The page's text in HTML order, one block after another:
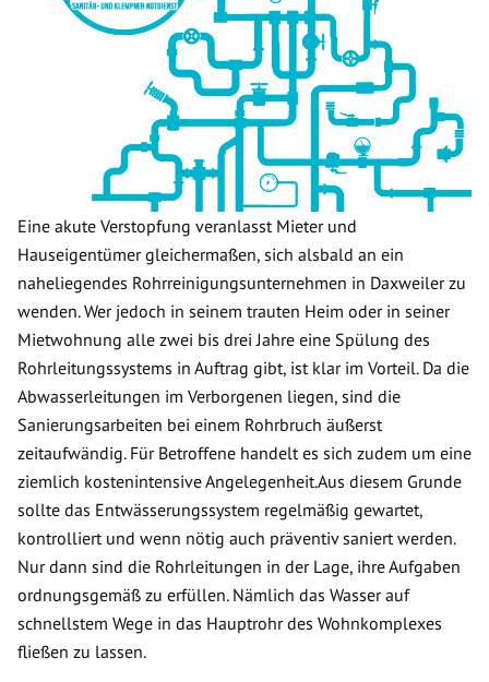
Eine akute Verstopfung veranlasst Mieter und
Hauseigentümer gleichermaßen, sich alsbald an ein
naheliegendes Rohrreinigungsunternehmen in Daxweiler zu
wenden. Wer jedoch in seinem trauten Heim oder in seiner
Mietwohnung alle zwei bis drei Jahre eine Spülung des
Rohrleitungssystems in Auftrag gibt, ist klar im Vorteil. Da die
Abwasserleitungen im Verborgenen liegen, sind die
Sanierungsarbeiten bei einem Rohrbruch äußerst
zeitaufwändig. Für Betroffene handelt es sich zudem um eine
ziemlich kostenintensive Angelegenheit.Aus diesem Grunde
sollte das Entwässerungssystem regelmäßig gewartet,
kontrolliert und wenn nötig auch präventiv saniert werden.
Nur dann sind die Rohrleitungen in der Lage, ihre Aufgaben
ordnungsgemäß zu erfüllen. Nämlich das Wasser auf
schnellstem Wege in das Hauptrohr des Wohnkomplexes
fließen zu lassen.